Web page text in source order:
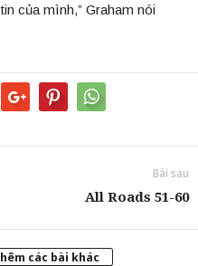
của mình,” Graham nói
Bài sau
All Roads 51-60
các bài khác